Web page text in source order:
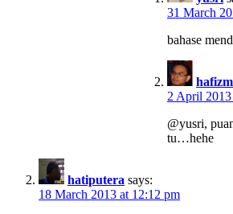
31 March
bahase
2 April 2013
@yusri,
tu…hehe
hatiputera says:
18 March 2013 at 12:12 pm